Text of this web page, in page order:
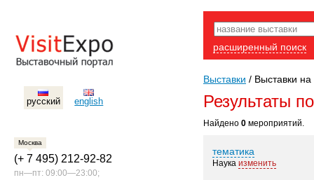
русский english
Москва
(+ 7 495) 212-92-82
пн—пт: 09:00—23:00;
расширенный поиск
Выставки / Выставки на
Результаты
Найдено 0 мероприятий.
тематика
Наука изменить